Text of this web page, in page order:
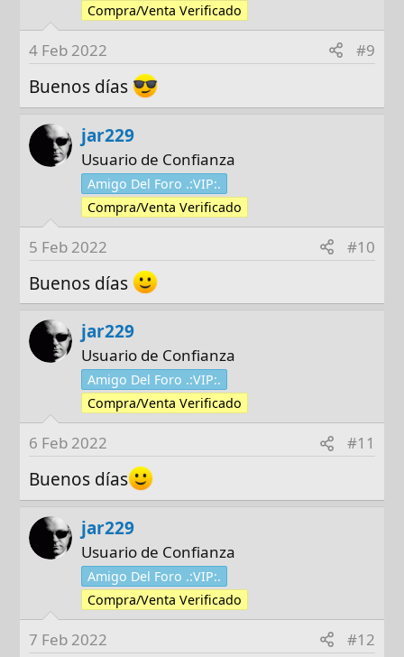
Compra/Venta Verificado
4 Feb 2022 #9
Buenos días
jar229
Usuario de Confianza
Amigo Del Foro .:VIP:.
Compra/Venta Verificado
5 Feb 2022 #10
Buenos días
jar229
Usuario de Confianza
Amigo Del Foro .:VIP:.
Compra/Venta Verificado
6 Feb 2022 #11
Buenos días
jar229
Usuario de Confianza
Amigo Del Foro .:VIP:.
Compra/Venta Verificado
7 Feb 2022 #12